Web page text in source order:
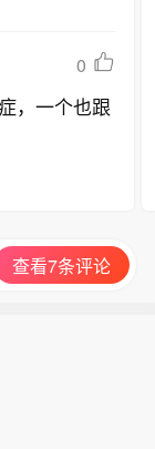
0
，一个也跟
查看7条评论